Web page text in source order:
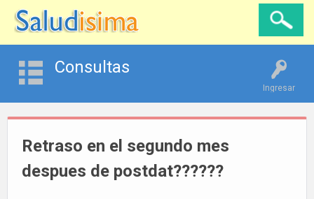
Ingresar
Consultas
Retraso en el segundo mes
despues de postdat??????